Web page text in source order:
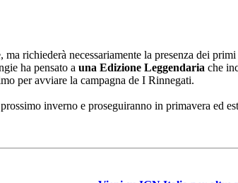
ma richiederà necessariamente la presenza dei
ha pensato a una Edizione Leggendaria che
per avviare la campagna de I Rinnegati.
inverno e proseguiranno in primavera ed